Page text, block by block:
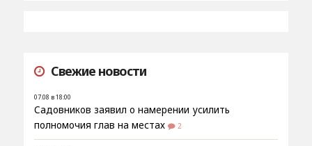
Свежие новости
07.08 в 18:00
Садовников заявил о намерении усилить
полномочия глав на местах
2